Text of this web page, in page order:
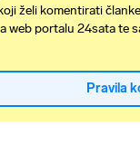
želi komentirati
web portalu 24sata te
Pravila